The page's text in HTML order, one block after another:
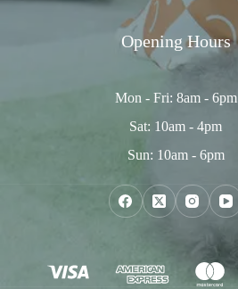
Opening Hours
Mon - Fri: 8am - 6pm
Sat: 10am - 4pm
Sun: 10am - 6pm